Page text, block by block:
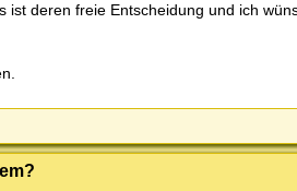
ist deren freie Entscheidung und ich